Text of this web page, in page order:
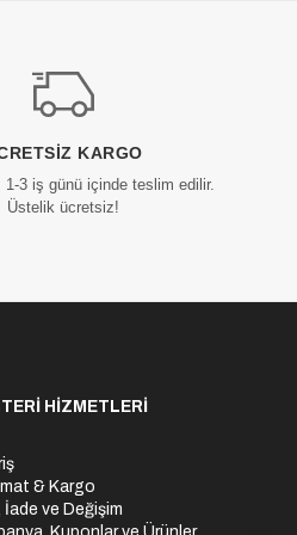
KARGO
1-3 iş günü içinde teslim edilir.
Üstelik ücretsiz!
HİZMETLERİ
& Kargo
İade ve Değişim